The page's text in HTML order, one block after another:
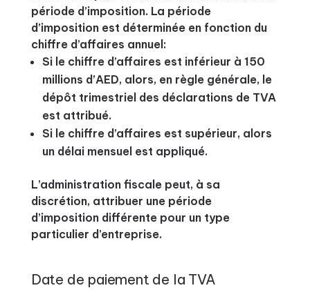
période d’imposition. La période
d’imposition est déterminée en fonction du
chiffre d’affaires annuel:
Si le chiffre d’affaires est inférieur à 150
millions d’AED, alors, en règle générale, le
dépôt trimestriel des déclarations de TVA
est attribué.
Si le chiffre d’affaires est supérieur, alors
un délai mensuel est appliqué.
L’administration fiscale peut, à sa
discrétion, attribuer une période
d’imposition différente pour un type
particulier d’entreprise.
Date de paiement de la TVA